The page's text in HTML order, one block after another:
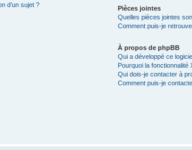
d’un sujet ?
Pièces jointes
Quelles pièces jointes
Comment puis-je
À propos de phpBB
Qui a développé ce
Pourquoi la fonctionnalité
Qui dois-je contacter à
Comment puis-je